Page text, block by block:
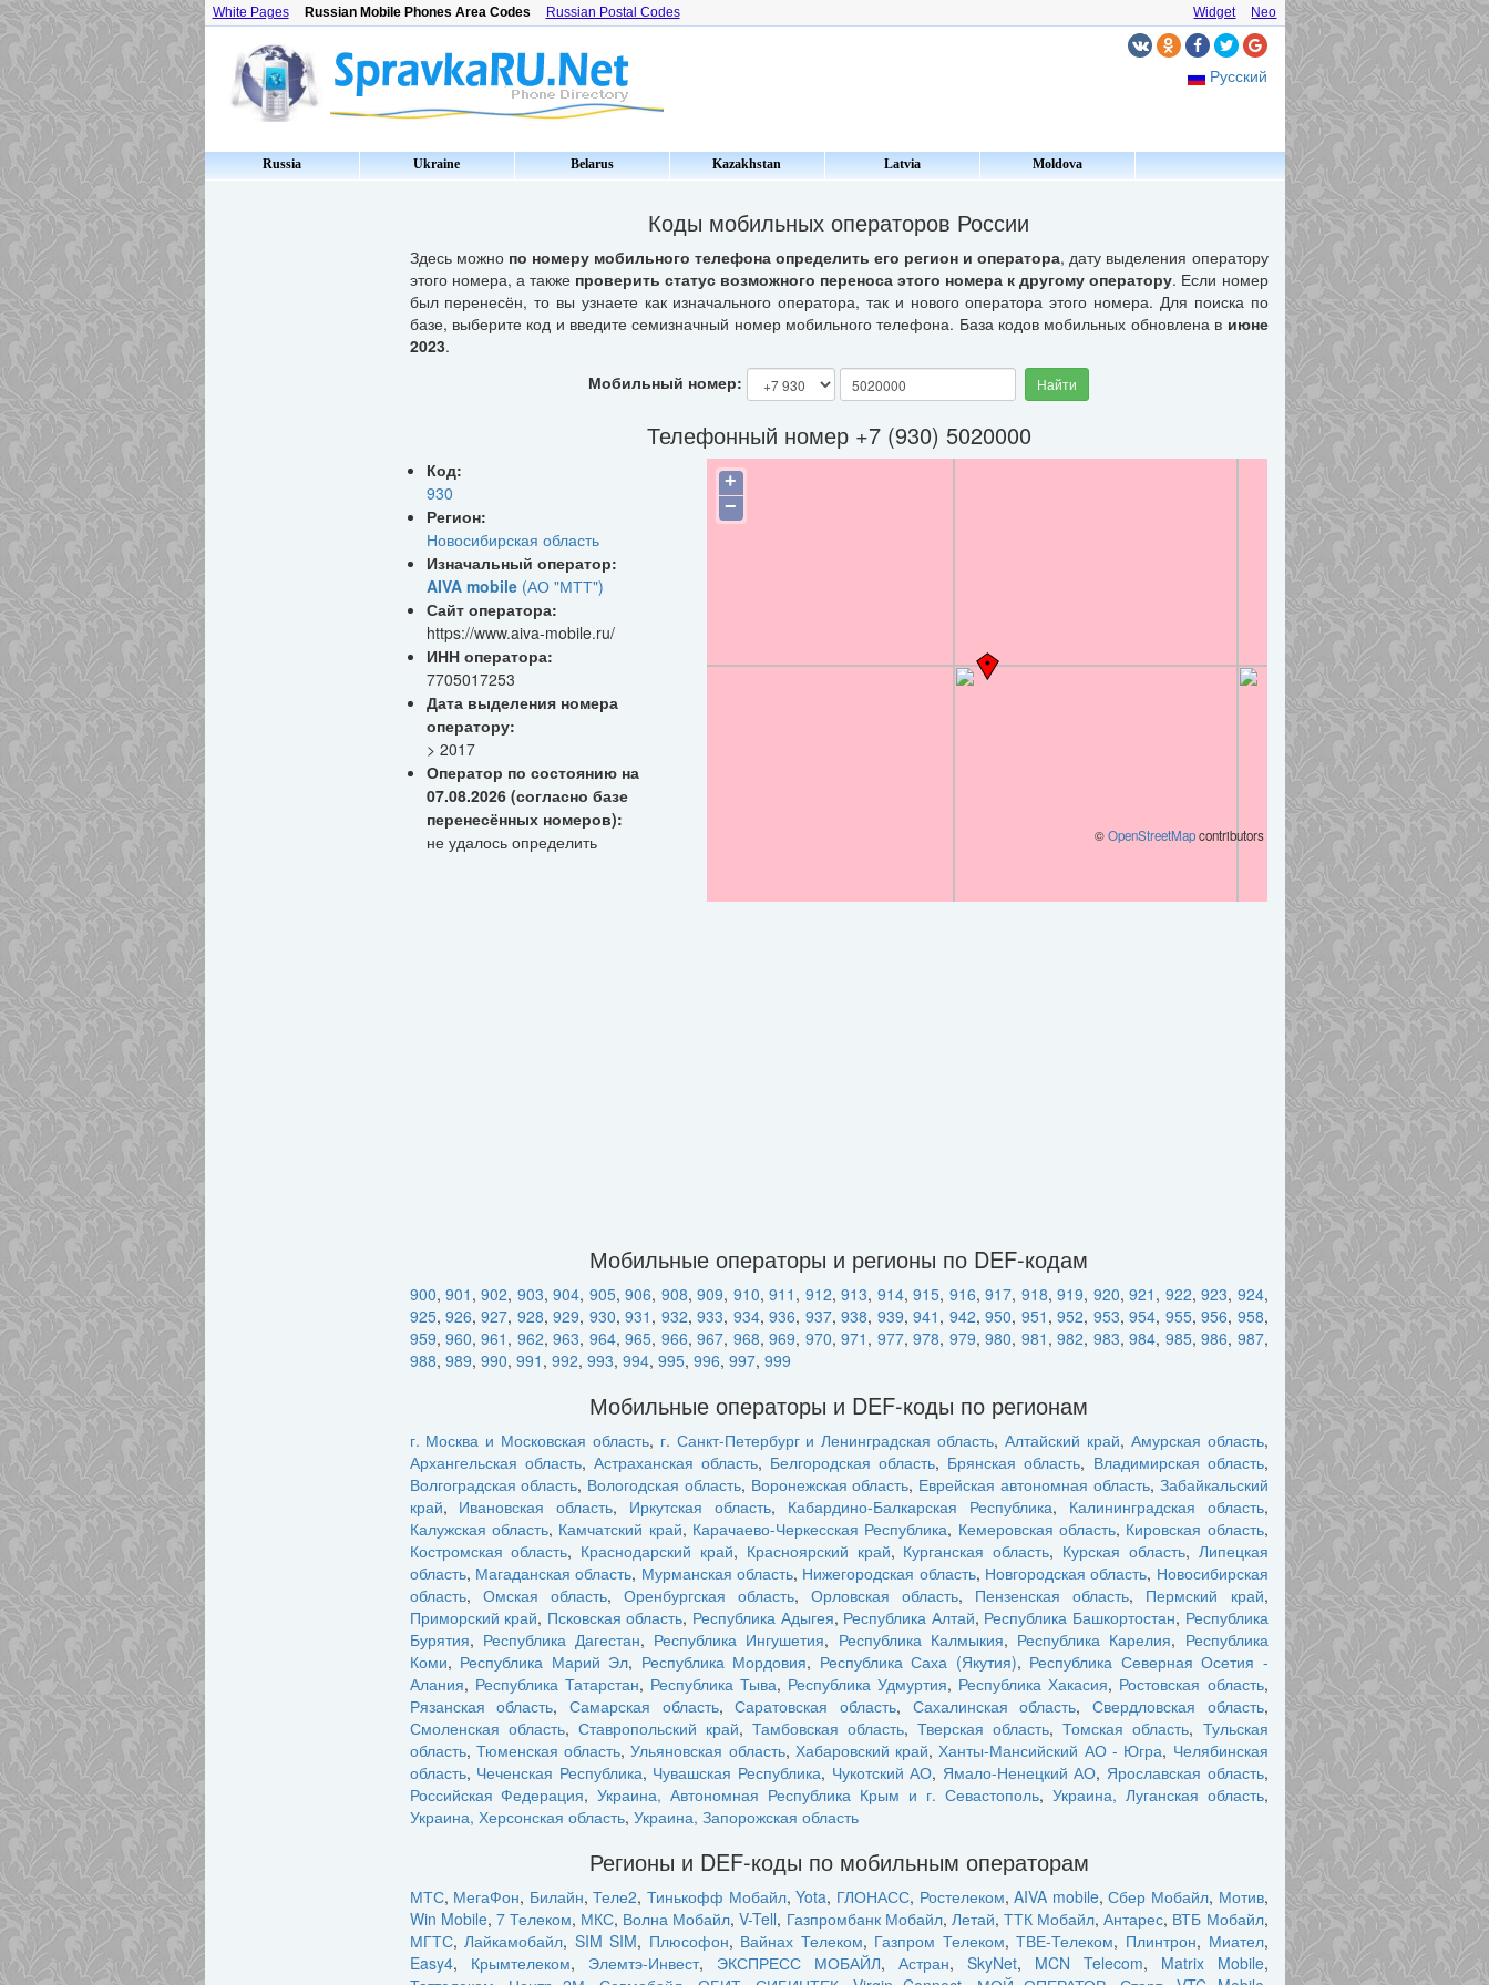
White Pages Russian Mobile Phones Area Codes Russian Postal Codes Neo
Widget
Русский
Russia Ukraine Belarus Kazakhstan Latvia Moldova
Коды мобильных операторов России
Здесь можно по номеру мобильного телефона определить его регион и оператора, дату выделения оператору
этого номера, а также проверить статус возможного переноса этого номера к другому оператору. Если номер
был перенесён, то вы узнаете как изначального оператора, так и нового оператора этого номера. Для поиска по
базе, выберите код и введите семизначный номер мобильного телефона. База кодов мобильных обновлена в июне
2023.
Мобильный номер:
Найти
Телефонный номер +7 (930) 5020000
Код:
930
Регион:
Новосибирская область
Изначальный оператор:
AIVA mobile(АО "МТТ")
Сайт оператора:
https://www.aiva-mobile.ru/
ИНН оператора:
7705017253
Дата выделения номера
оператору:
> 2017
Оператор по состоянию на
07.08.2026 (согласно базе
перенесённых номеров):
не удалось определить
+
−
©OpenStreetMapcontributors
Мобильные операторы и регионы по DEF-кодам
900, 901 ,902, 903,904, 905,906, 908,909, 910,911 , 912,913, 914,915, 916,917, 918,919, 920,921 , 922,923, 924,
925, 926,927, 928,929, 930,931 , 932,933, 934,936, 937,938, 939,941 , 942,950, 951 ,952, 953,954, 955,956, 958,
959, 960,961 , 962,963, 964,965, 966,967, 968,969, 970,971 , 977,978, 979,980, 981 ,982, 983,984, 985,986, 987,
988, 989, 990, 991 , 992, 993, 994, 995, 996, 997, 999
Мобильные операторы и DEF-коды по регионам
г. Москва и Московская область, г. Санкт-Петербург и Ленинградская область, Алтайский край, Амурская область,
Архангельская область, Астраханская область, Белгородская область, Брянская область, Владимирская область,
Волгоградская область, Вологодская область, Воронежская область, Еврейская автономная область, Забайкальский
край, Ивановская область, Иркутская область, Кабардино-Балкарская Республика, Калининградская область,
Калужская область, Камчатский край, Карачаево-Черкесская Республика, Кемеровская область, Кировская область,
Костромская область, Краснодарский край, Красноярский край, Курганская область, Курская область, Липецкая
область, Магаданская область, Мурманская область, Нижегородская область, Новгородская область, Новосибирская
область, Омская область, Оренбургская область,Орловская область, Пензенская область, Пермский край,
Приморский край, Псковская область, Республика Адыгея, Республика Алтай, Республика Башкортостан, Республика
Бурятия, Республика Дагестан, Республика Ингушетия, Республика Калмыкия, Республика Карелия, Республика
Коми, Республика Марий Эл, Республика Мордовия, Республика Саха (Якутия), Республика Северная Осетия -
Алания, Республика Татарстан, Республика Тыва, Республика Удмуртия, Республика Хакасия, Ростовская область,
Рязанская область, Самарская область,Саратовская область, Сахалинская область, Свердловская область,
Смоленская область, Ставропольский край, Тамбовская область,Тверская область,Томская область, Тульская
область, Тюменская область,Ульяновская область, Хабаровский край,Ханты-Мансийский АО - Югра, Челябинская
область, Чеченская Республика, Чувашская Республика, Чукотский АО, Ямало-Ненецкий АО, Ярославская область,
Российская Федерация,Украина, Автономная Республика Крым и г. Севастополь, Украина, Луганская область,
Украина, Херсонская область, Украина, Запорожская область
Регионы и DEF-коды по мобильным операторам
МТС, МегаФон, Билайн,Теле2, Тинькофф Мобайл,Yota, ГЛОНАСС, Ростелеком,AIVA mobile,Сбер Мобайл, Мотив,
Win Mobile, 7 Телеком, МКС, Волна Мобайл,V-Tell, Газпромбанк Мобайл, Летай,ТТК Мобайл,Антарес, ВТБ Мобайл,
МГТС,Лайкамобайл, SIM SIM, Плюсофон, Вайнах Телеком, Газпром Телеком,ТВЕ-Телеком, Плинтрон, Миател,
Easy4, Крымтелеком, Элемтэ-Инвест, ЭКСПРЕСС МОБАЙЛ, Астран, SkyNet, MCN Telecom, Matrix Mobile,